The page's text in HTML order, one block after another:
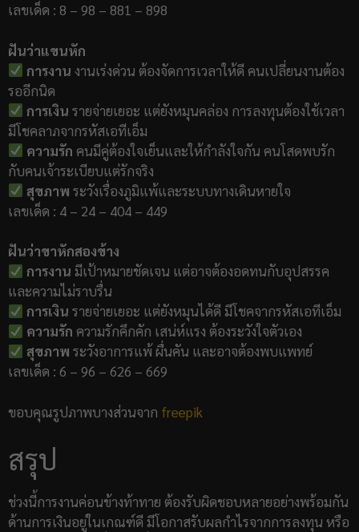
เลขเด็ด : 8 – 98 – 881 – 898
ฝันว่าแขนหัก
การงาน งานเร่งด่วน ต้องจัดการเวลาให้ดี คนเปลี่ยนงานต้อง
รออีกนิด
การเงิน รายจ่ายเยอะ แต่ยังหมุนคล่อง การลงทุนต้องใช้เวลา
มีโชคลาภจากรหัสเอทีเอ็ม
ความรัก คนมีคู่ต้องใจเย็นและให้กำลังใจกัน คนโสดพบรัก
กับคนเจ้าระเบียบแต่รักจริง
สุขภาพ ระวังเรื่องภูมิแพ้และระบบทางเดินหายใจ
เลขเด็ด : 4 – 24 – 404 – 449
ฝันว่าขาหักสองข้าง
การงาน มีเป้าหมายชัดเจน แต่อาจต้องอดทนกับอุปสรรค
และความไม่ราบรื่น
การเงิน รายจ่ายเยอะ แต่ยังหมุนได้ดี มีโชคจากรหัสเอทีเอ็ม
ความรัก ความรักคึกคัก เสน่ห์แรง ต้องระวังใจตัวเอง
สุขภาพ ระวังอาการแพ้ ผื่นคัน และอาจต้องพบแพทย์
เลขเด็ด : 6 – 96 – 626 – 669
ขอบคุณรูปภาพบางส่วนจาก freepik
สรุป
ช่วงนี้การงานค่อนข้างท้าทาย ต้องรับผิดชอบหลายอย่างพร้อมกัน
ด้านการเงินอยู่ในเกณฑ์ดี มีโอกาสรับผลกำไรจากการลงทุน หรือ